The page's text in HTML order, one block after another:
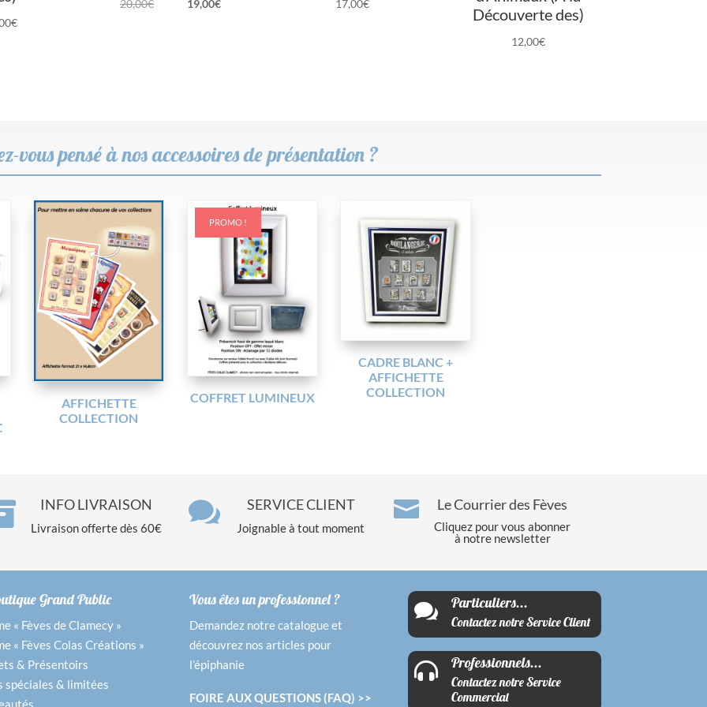
€
20,00€ 19,00€ 17,00€
Découverte des)
12,00€
vous pensé à nos accessoires de présentation ?
AFFICHETTE
COLLECTION
PROMO !
COFFRET LUMINEUX
CADRE BLANC +
AFFICHETTE
COLLECTION
INFO LIVRAISON
Livraison offerte dès 60€  SERVICE CLIENT
Joignable à tout moment
 Le Courrier des Fèves
Cliquez pour vous abonner
à notre newsletter
Grand Public
« Fèves de Clamecy »
« Fèves Colas Créations »
& Présentoirs
spéciales & limitées
Vous êtes un professionnel ?
Demandez notre catalogue et
découvrez nos articles pour
l’épiphanie
FOIRE AUX QUESTIONS (FAQ) >>
 Particuliers...
Contactez notre Service Client
 Professionnels...
Contactez notre Service
Commercial